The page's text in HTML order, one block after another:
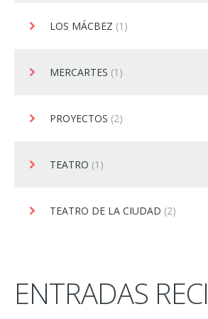
LOS MÁCBEZ (1)
MERCARTES (1)
PROYECTOS (2)
TEATRO (1)
TEATRO DE LA CIUDAD (2)
ENTRADAS